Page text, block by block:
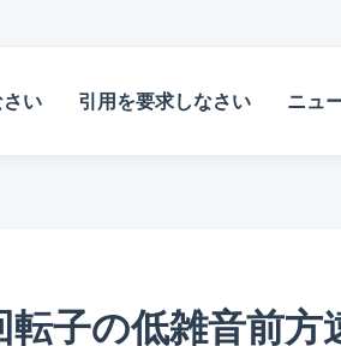
い 引用を要求しなさい ニュ
転子の低雑音前方